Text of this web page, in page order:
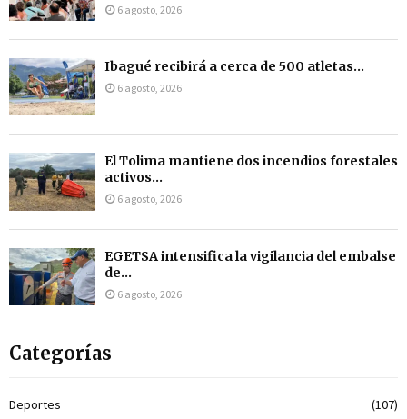
6 agosto, 2026
Ibagué recibirá a cerca de 500 atletas...
6 agosto, 2026
El Tolima mantiene dos incendios forestales
activos...
6 agosto, 2026
EGETSA intensifica la vigilancia del embalse
de...
6 agosto, 2026
Categorías
Deportes
(107)